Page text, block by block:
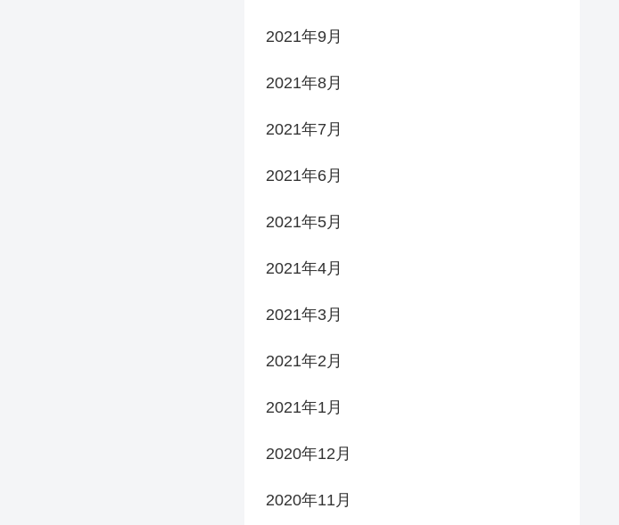
2021年9月
2021年8月
2021年7月
2021年6月
2021年5月
2021年4月
2021年3月
2021年2月
2021年1月
2020年12月
2020年11月